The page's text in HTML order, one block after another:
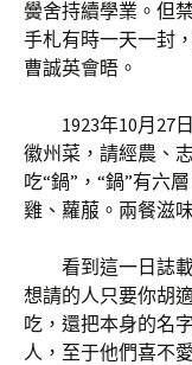
黌舍持續學業。但
手札有時一天一封
曹誠英會晤。
1923年10月27
徽州菜，請經農、
吃“鍋”，“鍋”有六
雞、蘿菔。兩餐滋
看到這一日誌
想請的人只要你胡
吃，還把本身的名
人，至于他們喜不